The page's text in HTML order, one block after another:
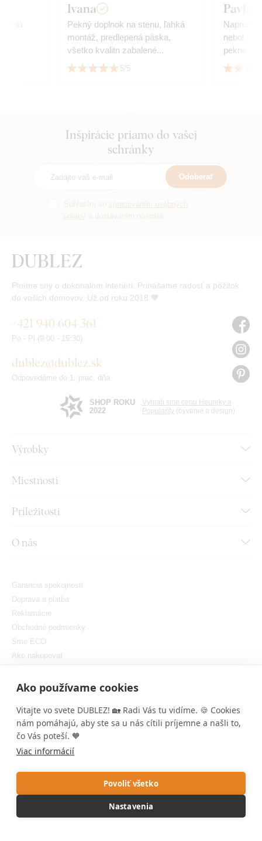
Ako používame cookies
Vitajte vo svete DUBLEZ! 🏡 Radi Vás tu vidíme. 🍪 Cookies
nám pomáhajú, aby ste sa u nás cítili príjemne a našli to,
čo Vás poteší. 🧡
Viac informácií
Povoliť všetko
Nastavenia
Ivana
Pekný doplnok na stenu, ľahká
montáž, predlepená páska,
všetko kvalitn zabalené...
5/5
Pavla
Naprosto
nebol
pekne
Inšpirácie priamo do vašej
schránky
Odoberať
Plníme sny o dokonalom interiéri. Prinášame radosť a pôžitok
do vašich domovov. Už od roku 2018 🧡
Výrobky
Miestnosti
Príležitosti
O nás
+421 940 604 361
Po - Pi (9:00 - 15:30)
dublez@dublez.sk
Odpovedáme do 1. prac. dňa
SHOP ROKU
2022
Vyhrali sme cenu Heureky a
Popularity (bývanie a design)
Garancia spokojnosti
Doprava a platba
Reklamácie
Obchodné podmienky
Sme ECO
Ako nakupovať
Nastaviť cookies
Tvorba výkonných internetových obchodov odRIESENIA
Táto stránka je chránená pomocou reCAPTCHA a uplatňujú sa
Pravidlá ochrany osobných údajov
Zmluvné
1